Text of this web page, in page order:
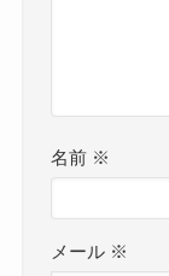
名前 ※
メール ※